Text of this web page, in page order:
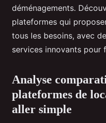
déménagements.
plateformes qui
tous les besoins, avec
services innovants
Analyse
plateformes de
aller simple